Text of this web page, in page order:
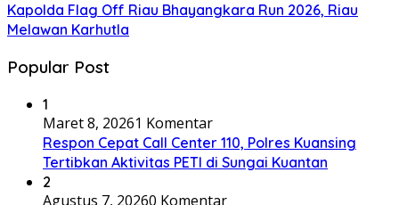
Kapolda Flag Off Riau Bhayangkara Run 2026, Riau
Melawan Karhutla
Popular Post
1
Maret 8, 20261 Komentar
Respon Cepat Call Center 110, Polres Kuansing
Tertibkan Aktivitas PETI di Sungai Kuantan
2
Agustus 7, 20260 Komentar